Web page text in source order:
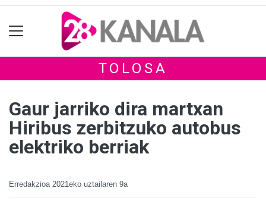
TOLOSA
Gaur jarriko dira martxan
Hiribus zerbitzuko autobus
elektriko berriak
Erredakzioa 2021eko uztailaren 9a